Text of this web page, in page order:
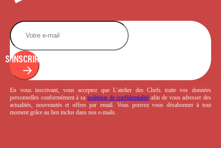
S'INSCRIRE
En vous inscrivant, vous acceptez que L’atelier des Chefs traite vos données
personnelles conformément à sa politique de confidentialité afin de vous adresser des
actualités, nouveautés et offres par email. Vous pouvez vous désabonner à tout
moment grâce au lien inclus dans nos e-mails.